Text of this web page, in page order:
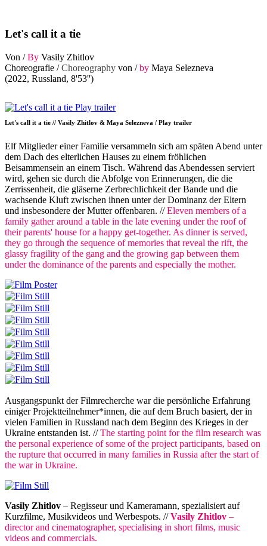
Let's call it a tie
Von /By Vasily Zhitlov
Choreografie /Choreography von /by Maya Selezneva
(2022, Russland, 8'53'')
Let's call it a tie // Vasily Zhitlov & Maya Selezneva / Play trailer
Elf Mitglieder einer Familie versammeln sich am späten Abend unter
dem Dach des elterlichen Hauses zu einem fröhlichen
Beisammensein an einem Tisch. Während das Abendessen serviert
wird, gehen sie durch die Abfolge von Erinnerungen, die die
Zerrissenheit, die gläserne Zerbrechlichkeit der Bande und die
wachsende Kluft zwischen ihnen unter der Dominanz der Eltern
und insbesondere der Mutter offenbaren. //Eleven members of a
family gather around a table in the late evening under the roof of
their parents' house for a happy get-together. As dinner is served,
they go through the sequence of memories that reveal the rift, the
glassy fragility of the gang and the growing gap between them
under the dominance of the parents and especially the mother.
Ausgangspunkt der Filmrecherche war die persönliche Erfahrung
einiger Projektteilnehmer*innen, die auf dem Bruch basiert, der in
vielen Familien in Russland nach dem Beginn des Krieges in der
Ukraine entstanden ist. //The starting point for the film research was
the personal experience of some of the project participants, based on
the rupture that occurred in many families in Russia after the start of
the war in Ukraine.
Vasily Zhitlov – Regisseur und Kameramann, spezialisiert auf
Kurzfilme, Musikvideos und Werbespots. //Vasily Zhitlov –
director and cinematographer, specialising in short films, music
videos and commercials.